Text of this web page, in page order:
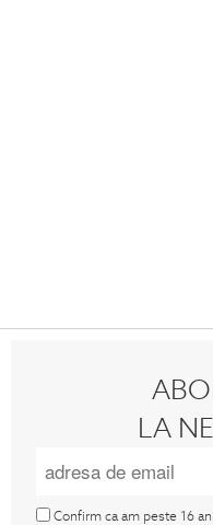
LA
Confirm ca am peste 16